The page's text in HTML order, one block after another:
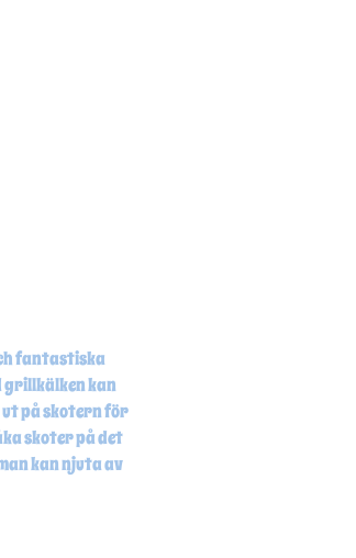
fantastiska
grillkälken kan
ut på skotern för
skoter på det
kan njuta av